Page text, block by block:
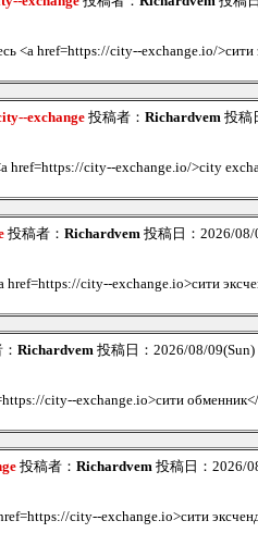
<a href=https://city--exchange.io/
exchange投稿者： Richardvem 投稿
href=https://city--exchange.io/>city
投稿者： Richardvem 投稿日：2026/
href=https://city--exchange.io>сити
Richardvem 投稿日：2026/08/
city--exchange.io>сити
投稿者： Richardvem 投稿日：2026/
city--exchange.io>сити